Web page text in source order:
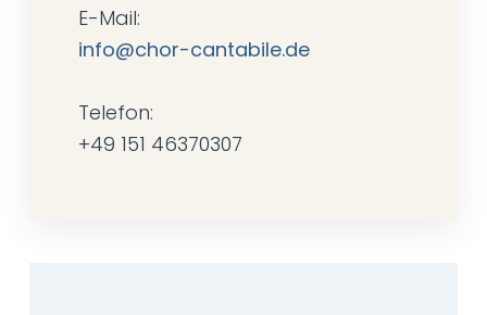
E-Mail:
info@chor-cantabile.de
Telefon:
+49 151 46370307